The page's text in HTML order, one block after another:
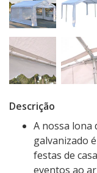
Descrição
A nossa lona
galvanizado
festas de
eventos ao